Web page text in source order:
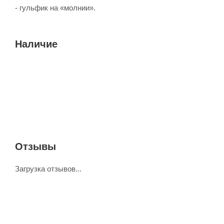
- гульфик на «молнии».
Наличие
Отзывы
Загрузка отзывов...